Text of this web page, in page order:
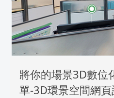
將你的場景3D數位
單-3D環景空間網